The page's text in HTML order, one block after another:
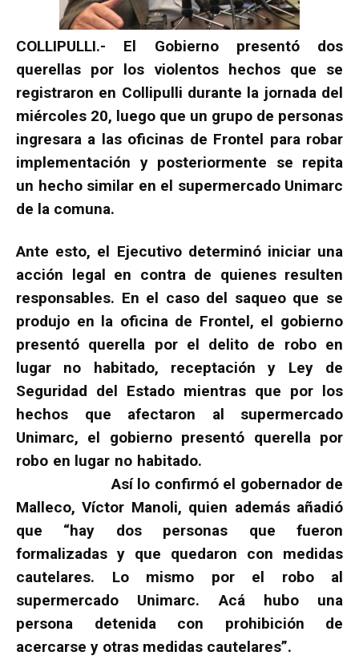
COLLIPULLI.- El Gobierno presentó dos
querellas por los violentos hechos que se
registraron en Collipulli durante la jornada del
miércoles 20, luego que un grupo de personas
ingresara a las oficinas de Frontel para robar
implementación y posteriormente se repita
un hecho similar en el supermercado Unimarc
de la comuna.
Ante esto, el Ejecutivo determinó iniciar una
acción legal en contra de quienes resulten
responsables. En el caso del saqueo que se
produjo en la oficina de Frontel, el gobierno
presentó querella por el delito de robo en
lugar no habitado, receptación y Ley de
Seguridad del Estado mientras que por los
hechos que afectaron al supermercado
Unimarc, el gobierno presentó querella por
robo en lugar no habitado.
Así lo confirmó el gobernador de
Malleco, Víctor Manoli, quien además añadió
que “hay dos personas que fueron
formalizadas y que quedaron con medidas
cautelares. Lo mismo por el robo al
supermercado Unimarc. Acá hubo una
persona detenida con prohibición de
acercarse y otras medidas cautelares”.